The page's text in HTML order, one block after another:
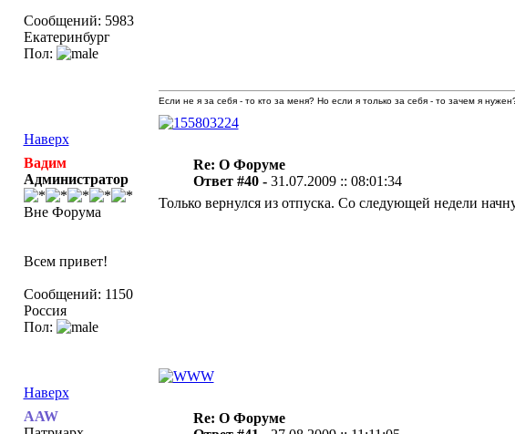
Сообщений: 5983
Екатеринбург
Пол:
Наверх
Если не я за себя - то кто за меня? Но если я только за себя - то зачем я
Вадим
Администратор
Вне Форума
Всем привет!
Сообщений: 1150
Россия
Пол:
Re: О Форуме
Ответ #40 - 31.07.2009 :: 08:01:34
Только вернулся из отпуска. Со следующей недели
Наверх
AAW
Re: О Форуме